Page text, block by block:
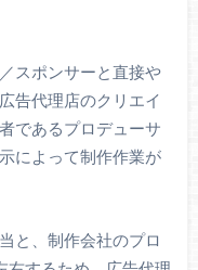
スポンサーと直接や
告代理店のクリエイ
であるプロデューサ
によって制作作業が
と、制作会社のプロ